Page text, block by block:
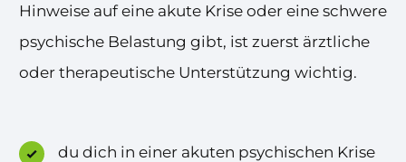
Hinweise auf eine akute Krise oder eine schwere
psychische Belastung gibt, ist zuerst ärztliche
oder therapeutische Unterstützung wichtig.
du dich in einer akuten psychischen Krise